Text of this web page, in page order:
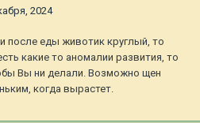
2024
после еды животик круглый, то
какие то аномалии развития, то
Вы ни делали. Возможно щен
когда вырастет.